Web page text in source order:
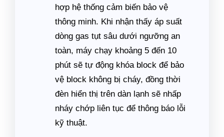
hợp hệ thống cảm biến bảo vệ
thông minh. Khi nhận thấy áp suất
dòng gas tụt sâu dưới ngưỡng an
toàn, máy chạy khoảng 5 đến 10
phút sẽ tự động khóa block để bảo
vệ block không bị cháy, đồng thời
đèn hiển thị trên dàn lạnh sẽ nhấp
nháy chớp liên tục để thông báo lỗi
kỹ thuật.